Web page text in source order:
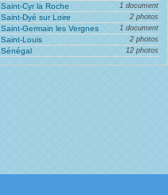
Saint-Cyr la Roche 1 document
Saint-Dyé sur Loire 2 photos
Saint-Germain les Vergnes 1 document
Saint-Louis 2 photos
Sénégal 12 photos